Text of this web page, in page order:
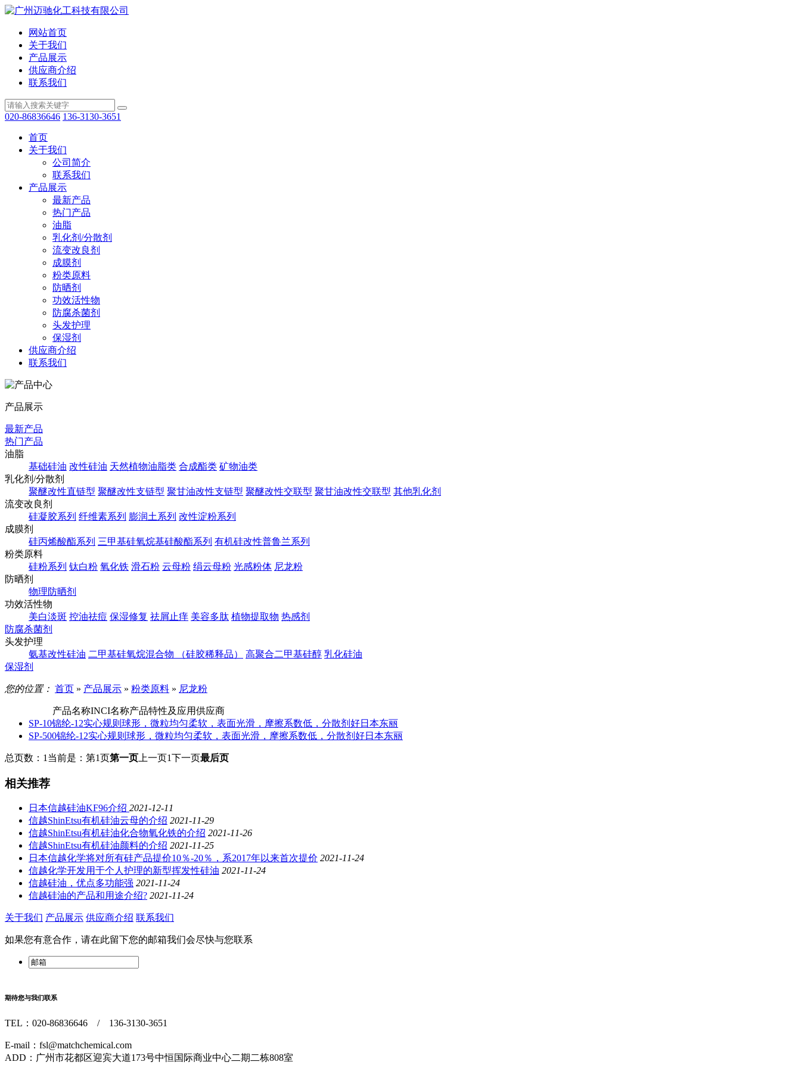
网站首页
关于我们
产品展示
供应商介绍
联系我们
020-86836646 136-3130-3651
首页
关于我们
公司简介
联系我们
产品展示
最新产品
热门产品
油脂
乳化剂/分散剂
流变改良剂
成膜剂
粉类原料
防晒剂
功效活性物
防腐杀菌剂
头发护理
保湿剂
供应商介绍
联系我们
产品展示
最新产品
热门产品
油脂
基础硅油 改性硅油 天然植物油脂类 合成酯类 矿物油类
乳化剂/分散剂
聚醚改性直链型 聚醚改性支链型 聚甘油改性支链型 聚醚改性交联型 聚甘油改性交联型 其他乳化剂
流变改良剂
硅凝胶系列 纤维素系列 膨润土系列 改性淀粉系列
成膜剂
硅丙烯酸酯系列 三甲基硅氧烷基硅酸酯系列 有机硅改性普鲁兰系列
粉类原料
硅粉系列 钛白粉 氧化铁 滑石粉 云母粉 绢云母粉 光感粉体 尼龙粉
防晒剂
物理防晒剂
功效活性物
美白淡斑 控油祛痘 保湿修复 祛屑止痒 美容多肽 植物提取物 热感剂
防腐杀菌剂
头发护理
氨基改性硅油 二甲基硅氧烷混合物 （硅胶稀释品） 高聚合二甲基硅醇 乳化硅油
保湿剂
您的位置： 首页 » 产品展示 » 粉类原料 » 尼龙粉
产品名称INCI名称产品特性及应用供应商
SP-10锦纶-12实心规则球形，微粒均匀柔软，表面光滑，摩擦系数低，分散剂好日本东丽
SP-500锦纶-12实心规则球形，微粒均匀柔软，表面光滑，摩擦系数低，分散剂好日本东丽
总页数：1 当前是：第1页第一页 上一页1下一页最后页
相关推荐
日本信越硅油KF96介绍 2021-12-11
信越ShinEtsu有机硅油云母的介绍 2021-11-29
信越ShinEtsu有机硅油化合物氧化铁的介绍 2021-11-26
信越ShinEtsu有机硅油颜料的介绍 2021-11-25
日本信越化学将对所有硅产品提价10％-20％，系2017年以来首次提价 2021-11-24
信越化学开发用于个人护理的新型挥发性硅油 2021-11-24
信越硅油，优点多功能强 2021-11-24
信越硅油的产品和用途介绍? 2021-11-24
关于我们 产品展示 供应商介绍 联系我们
如果您有意合作，请在此留下您的邮箱我们会尽快与您联系
期待您与我们联系
TEL：020-86836646 / 136-3130-3651
E-mail：fsl@matchchemical.com
ADD：广州市花都区迎宾大道173号中恒国际商业中心二期二栋808室